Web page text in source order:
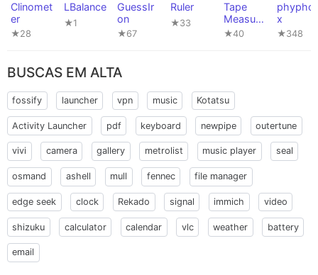
Clinomet
er
★28
LBalance
★1
GuessIr
on
★67
Ruler
★33
Tape
Measure
(Privacy
★40
phypho
x
★348
BUSCAS EM ALTA
fossify launcher vpn music Kotatsu
Activity Launcher pdf keyboard newpipe outertune
vivi camera gallery metrolist music player seal
osmand ashell mull fennec file manager
edge seek clock Rekado signal immich video
shizuku calculator calendar vlc weather battery
email